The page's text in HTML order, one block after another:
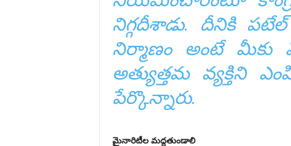
నిగ్గదీశాడు. దీనికి
నిర్మాణం అంటే మీకు
అత్యుత్తమ వ్యక్తిని
పేర్కొన్నారు.
మైనారిటీల మద్దతుండాలి